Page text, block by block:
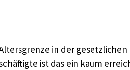
in der
ist das ein kaum